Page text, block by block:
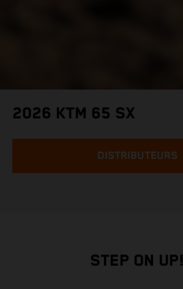
2026 KTM 65 SX
DISTRIBUTEURS
STEP ON UP!